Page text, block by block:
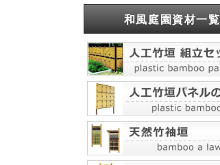
和風庭園資材一覧